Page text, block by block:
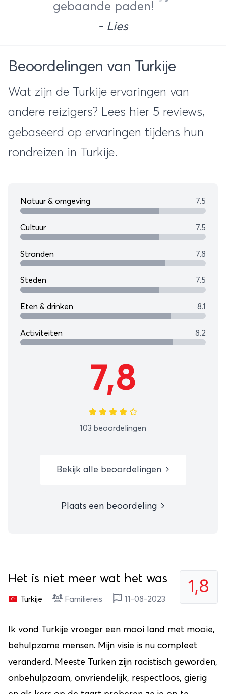
gebaande paden!
- Lies
Beoordelingen van Turkije
Wat zijn de Turkije ervaringen van
andere reizigers? Lees hier 5 reviews,
gebaseerd op ervaringen tijdens hun
rondreizen in Turkije.
Natuur & omgeving 7.5
Cultuur 7.5
Stranden 7.8
Steden 7.5
Eten & drinken 8.1
Activiteiten 8.2
7,8
103 beoordelingen
Bekijk alle beoordelingen
Plaats een beoordeling
1,8
Het is niet meer wat het was
Turkije Familiereis 11-08-2023
Ik vond Turkije vroeger een mooi land met mooie,
behulpzame mensen. Mijn visie is nu compleet
veranderd. Meeste Turken zijn racistisch geworden,
onbehulpzaam, onvriendelijk, respectloos, gierig